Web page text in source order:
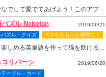
梅ちゃんをなでなでして愛でてあげよう！このアプリがあれば梅ちゃんといつまでもいっしょ！
パズル Nekotan
2019/06/21
パズル・クイズ
スマホをもっと便利に！
英語初心者でも楽しめる英単語を作って猫を助ける可愛いパズルゲーム
コリバーシ
2019/06/20
ーブル・カード